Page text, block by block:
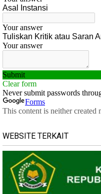
WEBSITE TERKAIT